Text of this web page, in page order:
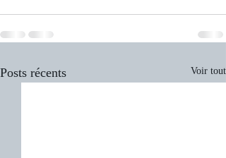
Posts récents Voir tout